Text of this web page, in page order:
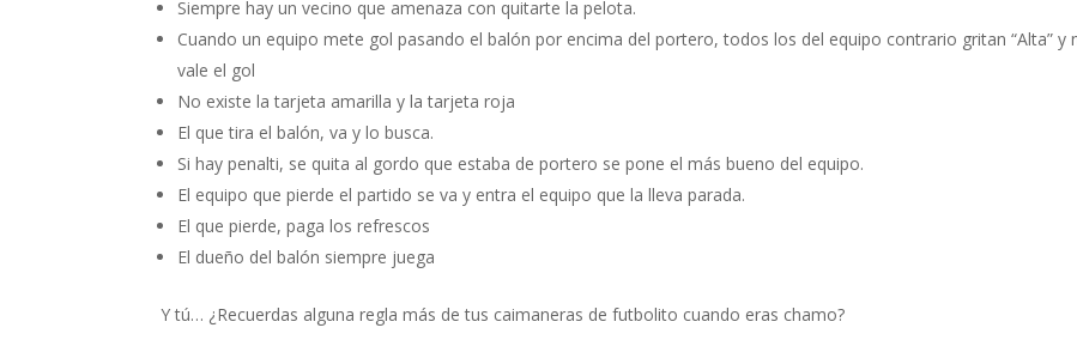
Siempre hay un vecino que amenaza con quitarte la pelota.
Cuando un equipo mete gol pasando el balón por encima del portero, todos los del equipo contrario gritan “Alta” y
vale el gol
No existe la tarjeta amarilla y la tarjeta roja
El que tira el balón, va y lo busca.
Si hay penalti, se quita al gordo que estaba de portero se pone el más bueno del equipo.
El equipo que pierde el partido se va y entra el equipo que la lleva parada.
El que pierde, paga los refrescos
El dueño del balón siempre juega
Y tú… ¿Recuerdas alguna regla más de tus caimaneras de futbolito cuando eras chamo?